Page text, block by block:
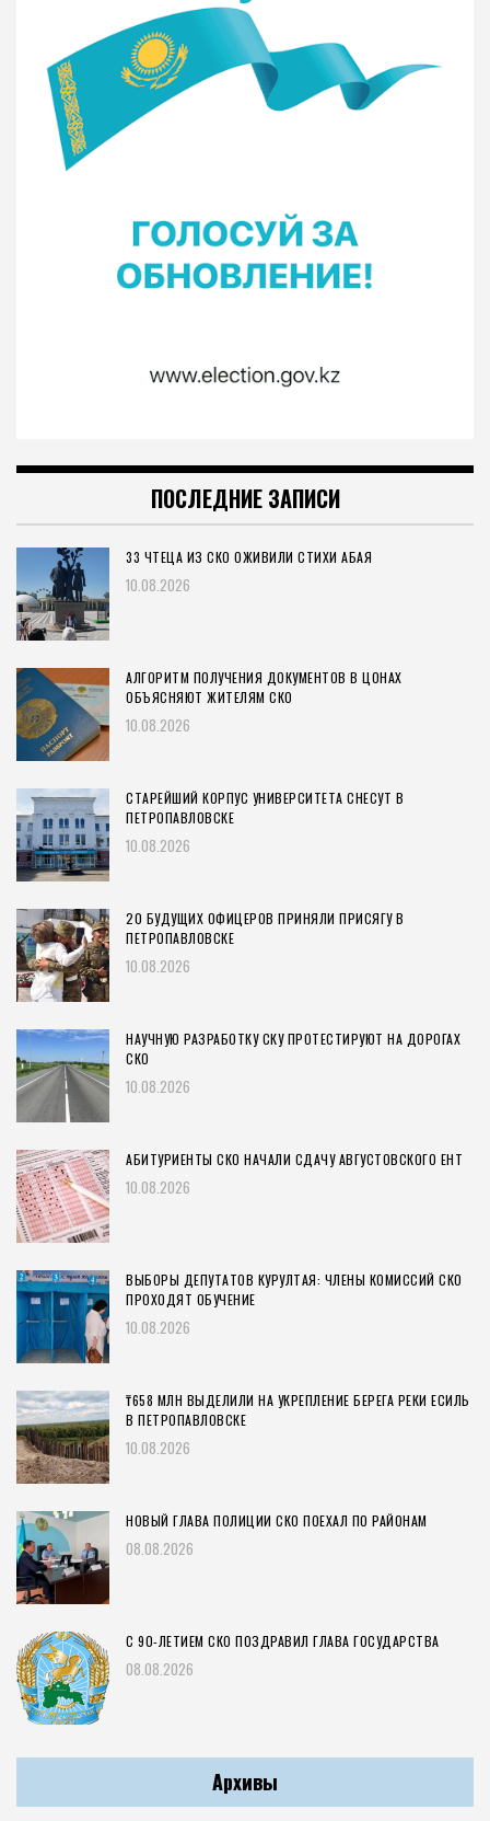
ПОСЛЕДНИЕ ЗАПИСИ
33 ЧТЕЦА ИЗ СКО ОЖИВИЛИ СТИХИ АБАЯ
10.08.2026
АЛГОРИТМ ПОЛУЧЕНИЯ ДОКУМЕНТОВ В ЦОНАХ
ОБЪЯСНЯЮТ ЖИТЕЛЯМ СКО
10.08.2026
СТАРЕЙШИЙ КОРПУС УНИВЕРСИТЕТА СНЕСУТ В
ПЕТРОПАВЛОВСКЕ
10.08.2026
20 БУДУЩИХ ОФИЦЕРОВ ПРИНЯЛИ ПРИСЯГУ В
ПЕТРОПАВЛОВСКЕ
10.08.2026
НАУЧНУЮ РАЗРАБОТКУ СКУ ПРОТЕСТИРУЮТ НА ДОРОГАХ
СКО
10.08.2026
АБИТУРИЕНТЫ СКО НАЧАЛИ СДАЧУ АВГУСТОВСКОГО ЕНТ
10.08.2026
ВЫБОРЫ ДЕПУТАТОВ КУРУЛТАЯ: ЧЛЕНЫ КОМИССИЙ СКО
ПРОХОДЯТ ОБУЧЕНИЕ
10.08.2026
₸658 МЛН ВЫДЕЛИЛИ НА УКРЕПЛЕНИЕ БЕРЕГА РЕКИ ЕСИЛЬ
В ПЕТРОПАВЛОВСКЕ
10.08.2026
НОВЫЙ ГЛАВА ПОЛИЦИИ СКО ПОЕХАЛ ПО РАЙОНАМ
08.08.2026
С 90-ЛЕТИЕМ СКО ПОЗДРАВИЛ ГЛАВА ГОСУДАРСТВА
08.08.2026
Архивы